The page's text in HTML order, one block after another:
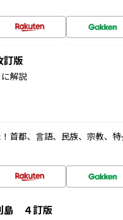
版
解説
首都、言語、民族、宗教、
島 ４訂版